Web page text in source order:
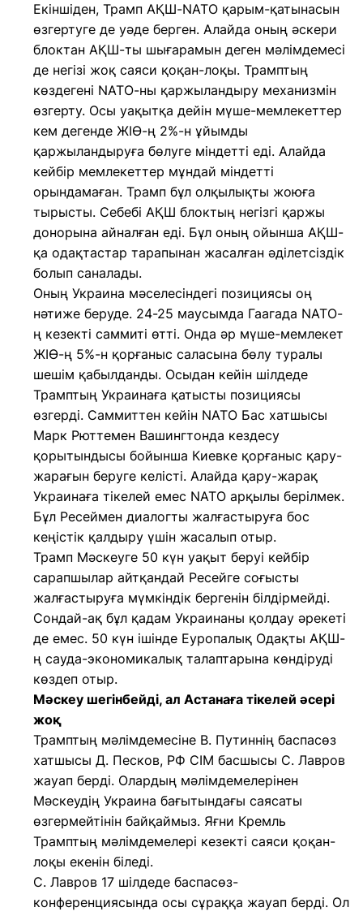
Екіншіден, Трамп АҚШ-NATO қарым-қатынасын
өзгертуге де уәде берген. Алайда оның әскери
блоктан АҚШ-ты шығарамын деген мәлімдемесі
де негізі жоқ саяси қоқан-лоқы. Трамптың
көздегені NATO-ны қаржыландыру механизмін
өзгерту. Осы уақытқа дейін мүше-мемлекеттер
кем дегенде ЖІӨ-ң 2%-н ұйымды
қаржыландыруға бөлуге міндетті еді. Алайда
кейбір мемлекеттер мұндай міндетті
орындамаған. Трамп бұл олқылықты жоюға
тырысты. Себебі АҚШ блоктың негізгі қаржы
донорына айналған еді. Бұл оның ойынша АҚШ-
қа одақтастар тарапынан жасалған әділетсіздік
болып саналады.
Оның Украина мәселесіндегі позициясы оң
нәтиже беруде. 24-25 маусымда Гаагада NATO-
ң кезекті саммиті өтті. Онда әр мүше-мемлекет
ЖІӨ-ң 5%-н қорғаныс саласына бөлу туралы
шешім қабылданды. Осыдан кейін шілдеде
Трамптың Украинаға қатысты позициясы
өзгерді. Саммиттен кейін NATO Бас хатшысы
Марк Рюттемен Вашингтонда кездесу
қорытындысы бойынша Киевке қорғаныс қару-
жарағын беруге келісті. Алайда қару-жарақ
Украинаға тікелей емес NATO арқылы берілмек.
Бұл Ресеймен диалогты жалғастыруға бос
кеңістік қалдыру үшін жасалып отыр.
Трамп Мәскеуге 50 күн уақыт беруі кейбір
сарапшылар айтқандай Ресейге соғысты
жалғастыруға мүмкіндік бергенін білдірмейді.
Сондай-ақ бұл қадам Украинаны қолдау әрекеті
де емес. 50 күн ішінде Еуропалық Одақты АҚШ-
ң сауда-экономикалық талаптарына көндіруді
көздеп отыр.
Мәскеу шегінбейді, ал Астанаға тікелей әсері
жоқ
Трамптың мәлімдемесіне В. Путиннің баспасөз
хатшысы Д. Песков, РФ СІМ басшысы С. Лавров
жауап берді. Олардың мәлімдемелерінен
Мәскеудің Украина бағытындағы саясаты
өзгермейтінін байқаймыз. Яғни Кремль
Трамптың мәлімдемелері кезекті саяси қоқан-
лоқы екенін біледі.
С. Лавров 17 шілдеде баспасөз-
конференциясында осы сұраққа жауап берді. Ол